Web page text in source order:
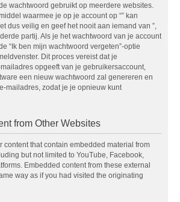
wachtwoord gebruikt op meerdere websites.
waarmee je op je account op “” kan
dus veilig en geef het nooit aan iemand van ”,
partij. Als je het wachtwoord van je account
“Ik ben mijn wachtwoord vergeten”-optie
Dit proces vereist dat je
opgeeft van je gebruikersaccount,
een nieuw wachtwoord zal genereren en
mailadres, zodat je je opnieuw kunt
from Other Websites
content that contain embedded material from
but not limited to YouTube, Facebook,
Embedded content from these external
way as if you had visited the originating